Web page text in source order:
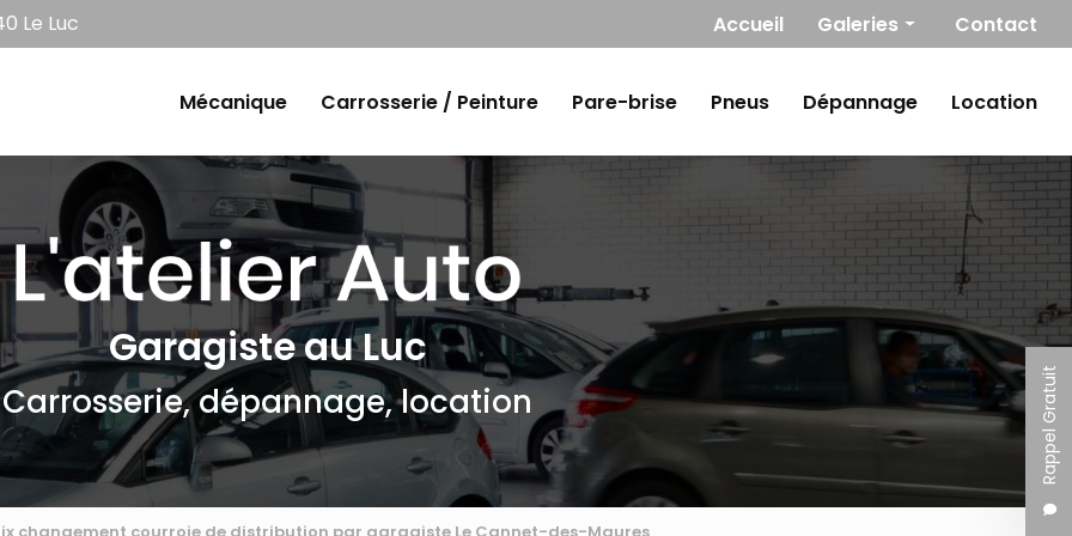
Le Luc Navigation secondaire
Accueil Galeries
Carrosserie / Peinture
Pare-brise
Dépannage
Location
Contact
Rappel Gratuit
Mécanique
Carrosserie / Peinture Pare-brise Pneus Dépannage Location
Garagiste au Luc
Carrosserie, dépannage, location